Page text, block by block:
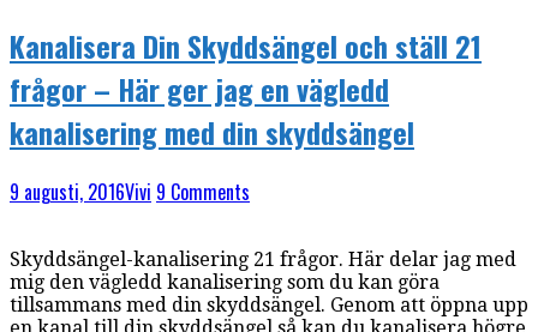
Kanalisera Din Skyddsängel och ställ 21
frågor – Här ger jag en vägledd
kanalisering med din skyddsängel
9 augusti, 2016Vivi 9 Comments
Skyddsängel-kanalisering 21 frågor. Här delar jag med
mig den vägledd kanalisering som du kan göra
tillsammans med din skyddsängel. Genom att öppna upp